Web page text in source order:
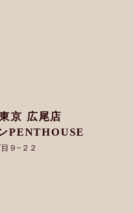
京 広尾店
PENTHOUSE
９−２２